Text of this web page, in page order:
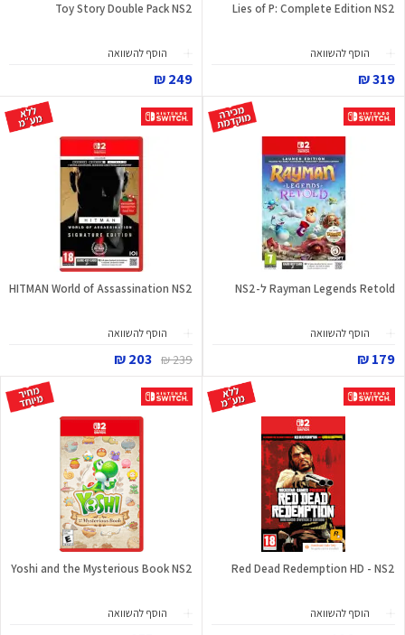
Lies of P: Complete Edition NS2
הוסף להשוואה
319 ₪
Toy Story Double Pack NS2
הוסף להשוואה
249 ₪
Rayman Legends Retold ל-NS2
הוסף להשוואה
179 ₪
HITMAN World of Assassination NS2
הוסף להשוואה
239 ₪
203 ₪
Red Dead Redemption HD - NS2
הוסף להשוואה
Yoshi and the Mysterious Book NS2
הוסף להשוואה